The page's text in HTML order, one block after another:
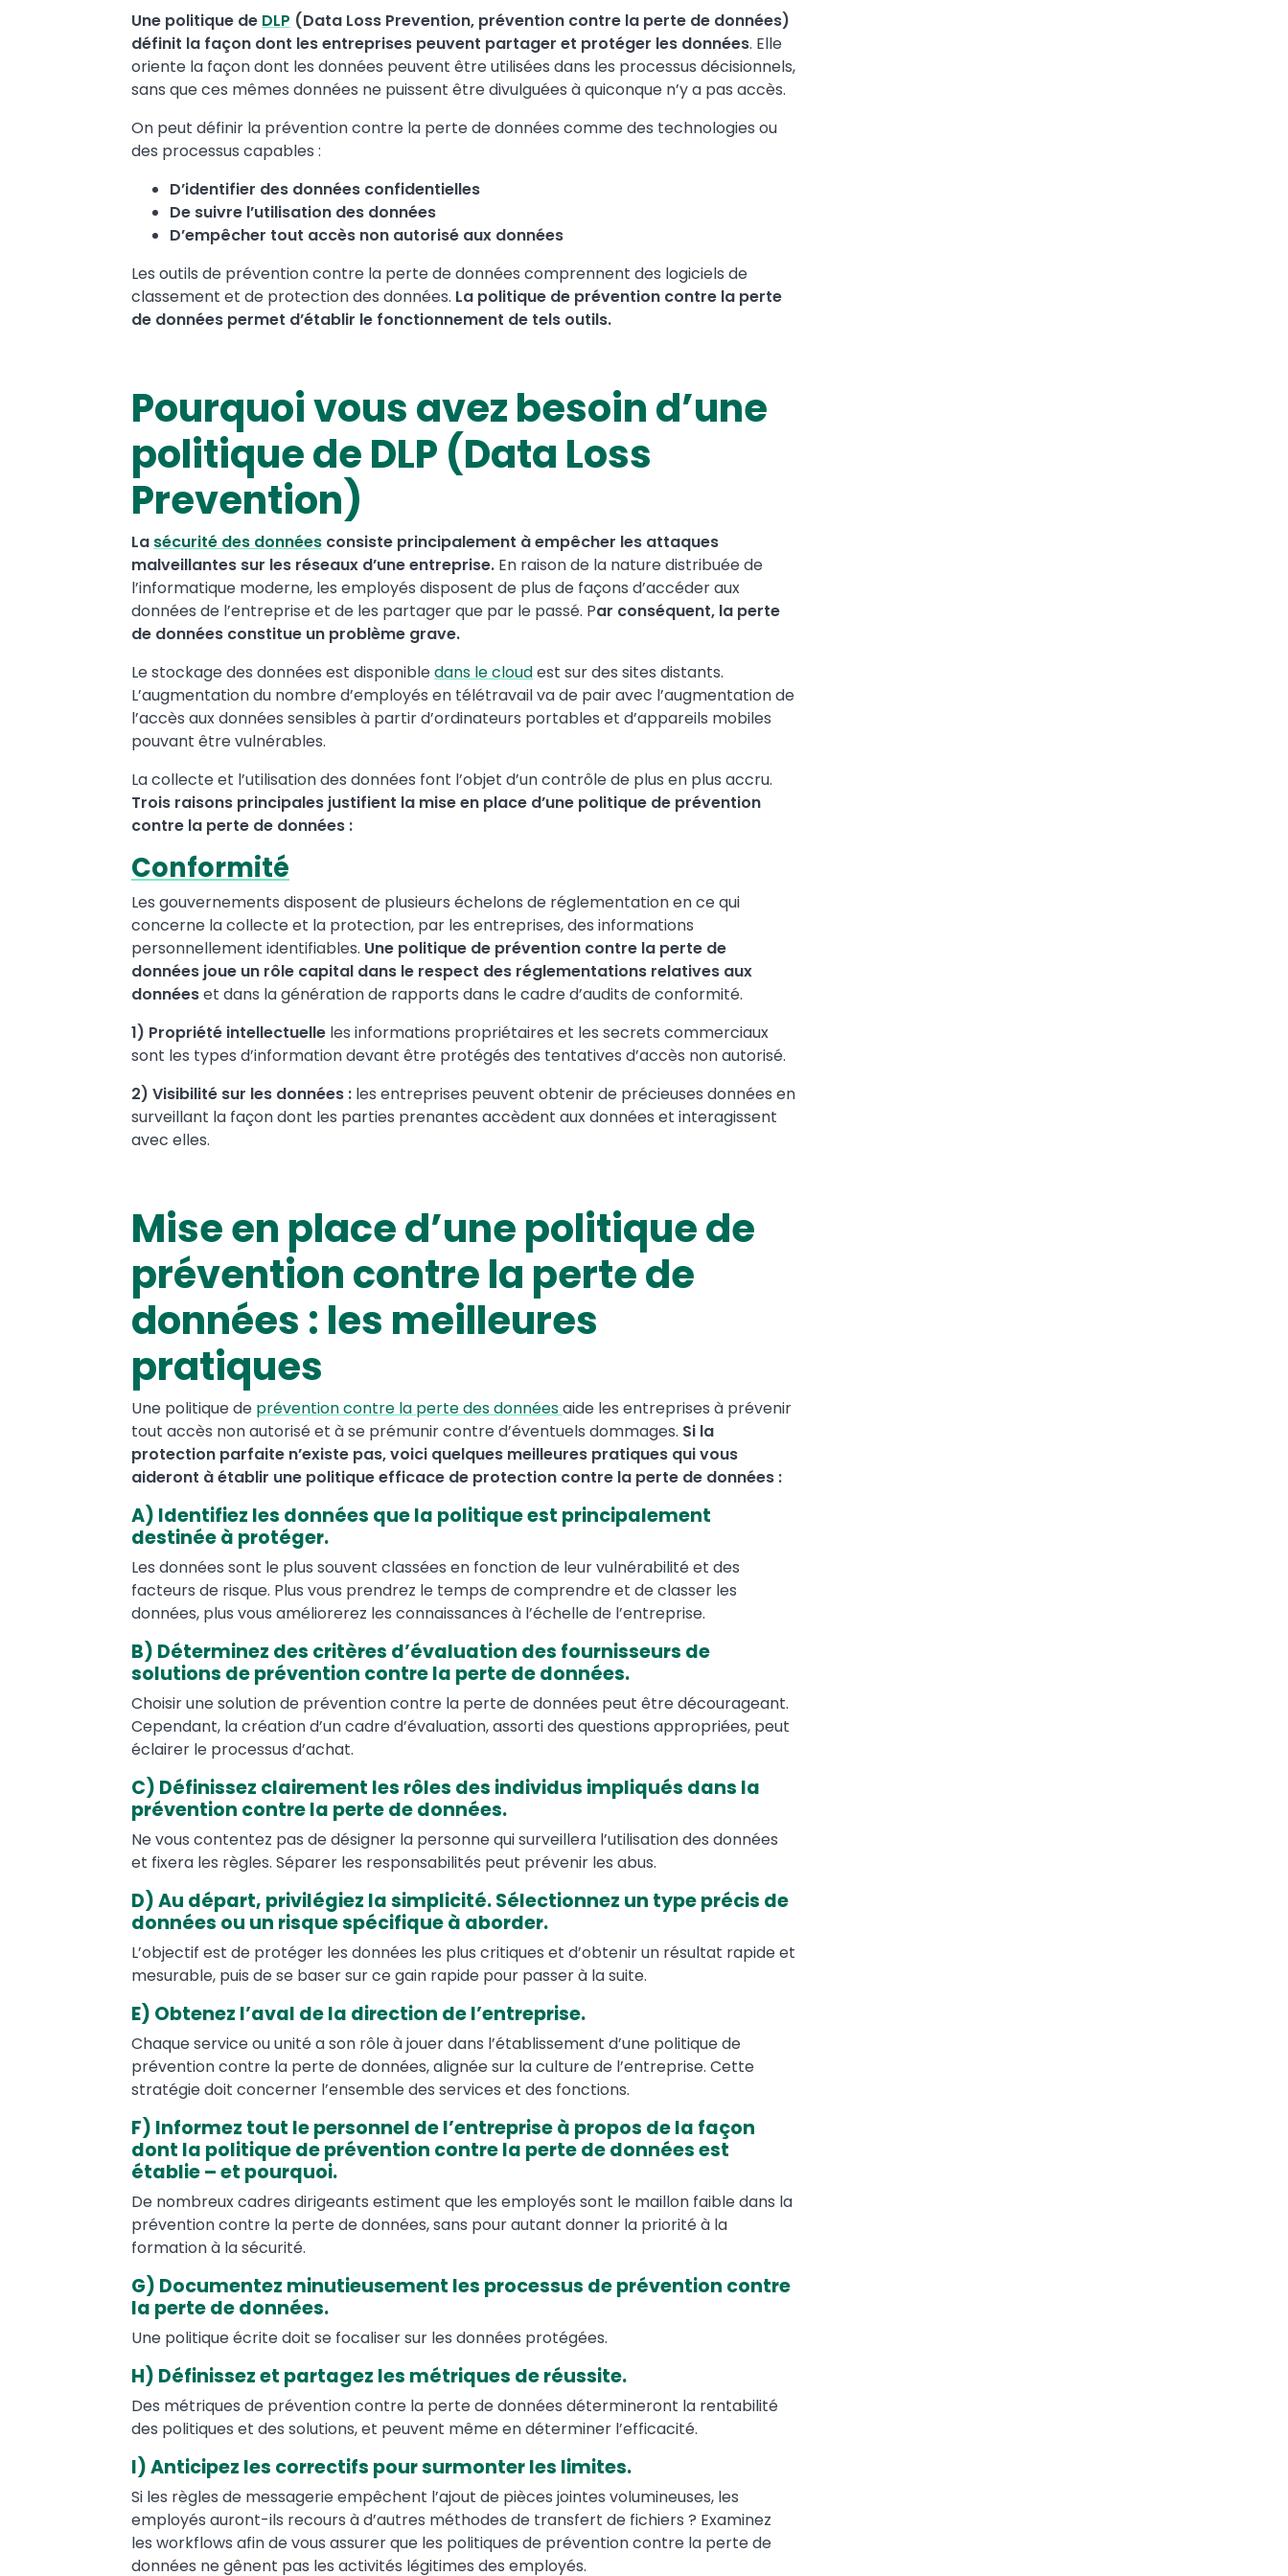
Une politique de DLP (Data Loss Prevention, prévention contre la perte de données)
définit la façon dont les entreprises peuvent partager et protéger les données. Elle
oriente la façon dont les données peuvent être utilisées dans les processus décisionnels,
sans que ces mêmes données ne puissent être divulguées à quiconque n’y a pas accès.
On peut définir la prévention contre la perte de données comme des technologies ou
des processus capables :
D’identifier des données confidentielles
De suivre l’utilisation des données
D’empêcher tout accès non autorisé aux données
Les outils de prévention contre la perte de données comprennent des logiciels de
classement et de protection des données. La politique de prévention contre la perte
de données permet d’établir le fonctionnement de tels outils.
Pourquoi vous avez besoin d’une
politique de DLP (Data Loss
Prevention)
La sécurité des données consiste principalement à empêcher les attaques
malveillantes sur les réseaux d’une entreprise. En raison de la nature distribuée de
l’informatique moderne, les employés disposent de plus de façons d’accéder aux
données de l’entreprise et de les partager que par le passé. Par conséquent, la perte
de données constitue un problème grave.
Le stockage des données est disponibledans le cloudest sur des sites distants.
L’augmentation du nombre d’employés en télétravail va de pair avec l’augmentation de
l’accès aux données sensibles à partir d’ordinateurs portables et d’appareils mobiles
pouvant être vulnérables.
La collecte et l’utilisation des données font l’objet d’un contrôle de plus en plus accru.
Trois raisons principales justifient la mise en place d’une politique de prévention
contre la perte de données :
Conformité
Les gouvernements disposent de plusieurs échelons de réglementation en ce qui
concerne la collecte et la protection, par les entreprises, des informations
personnellement identifiables. Une politique de prévention contre la perte de
données joue un rôle capital dans le respect des réglementations relatives aux
donnéeset dans la génération de rapports dans le cadre d’audits de conformité.
1) Propriété intellectuelle les informations propriétaires et les secrets commerciaux
sont les types d’information devant être protégés des tentatives d’accès non autorisé.
2) Visibilité sur les données : les entreprises peuvent obtenir de précieuses données en
surveillant la façon dont les parties prenantes accèdent aux données et interagissent
avec elles.
Mise en place d’une politique de
prévention contre la perte de
données : les meilleures
pratiques
Une politique de prévention contre la perte des donnéesaide les entreprises à prévenir
tout accès non autorisé et à se prémunir contre d’éventuels dommages. Si la
protection parfaite n’existe pas, voici quelques meilleures pratiques qui vous
aideront à établir une politique efficace de protection contre la perte de données :
A) Identifiez les données que la politique est principalement
destinée à protéger.
Les données sont le plus souvent classées en fonction de leur vulnérabilité et des
facteurs de risque. Plus vous prendrez le temps de comprendre et de classer les
données, plus vous améliorerez les connaissances à l’échelle de l’entreprise.
B) Déterminez des critères d’évaluation des fournisseurs de
solutions de prévention contre la perte de données.
Choisir une solution de prévention contre la perte de données peut être décourageant.
Cependant, la création d’un cadre d’évaluation, assorti des questions appropriées, peut
éclairer le processus d’achat.
C) Définissez clairement les rôles des individus impliqués dans la
prévention contre la perte de données.
Ne vous contentez pas de désigner la personne qui surveillera l’utilisation des données
et fixera les règles. Séparer les responsabilités peut prévenir les abus.
D) Au départ, privilégiez la simplicité. Sélectionnez un type précis de
données ou un risque spécifique à aborder.
L’objectif est de protéger les données les plus critiques et d’obtenir un résultat rapide et
mesurable, puis de se baser sur ce gain rapide pour passer à la suite.
E) Obtenez l’aval de la direction de l’entreprise.
Chaque service ou unité a son rôle à jouer dans l’établissement d’une politique de
prévention contre la perte de données, alignée sur la culture de l’entreprise. Cette
stratégie doit concerner l’ensemble des services et des fonctions.
F) Informez tout le personnel de l’entreprise à propos de la façon
dont la politique de prévention contre la perte de données est
établie – et pourquoi.
De nombreux cadres dirigeants estiment que les employés sont le maillon faible dans la
prévention contre la perte de données, sans pour autant donner la priorité à la
formation à la sécurité.
G) Documentez minutieusement les processus de prévention contre
la perte de données.
Une politique écrite doit se focaliser sur les données protégées.
H) Définissez et partagez les métriques de réussite.
Des métriques de prévention contre la perte de données détermineront la rentabilité
des politiques et des solutions, et peuvent même en déterminer l’efficacité.
I) Anticipez les correctifs pour surmonter les limites.
Si les règles de messagerie empêchent l’ajout de pièces jointes volumineuses, les
employés auront-ils recours à d’autres méthodes de transfert de fichiers ? Examinez
les workflows afin de vous assurer que les politiques de prévention contre la perte de
données ne gênent pas les activités légitimes des employés.